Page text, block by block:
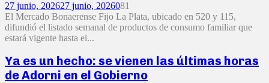
27 junio, 202627 junio, 2026081
El Mercado Bonaerense Fijo La Plata, ubicado en 520 y 115,
difundió el listado semanal de productos de consumo familiar que
estará vigente hasta el...
Ya es un hecho: se vienen las últimas horas
de Adorni en el Gobierno